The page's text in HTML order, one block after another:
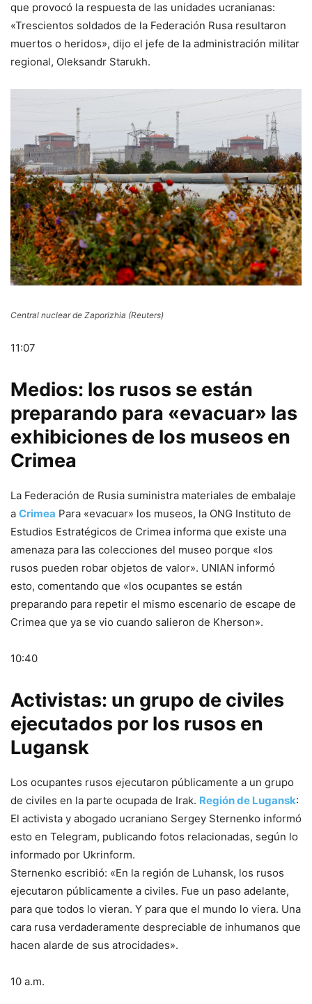
que provocó la respuesta de las unidades ucranianas:
«Trescientos soldados de la Federación Rusa resultaron
muertos o heridos», dijo el jefe de la administración militar
regional, Oleksandr Starukh.
Central nuclear de Zaporizhia (Reuters)
11:07
Medios: los rusos se están
preparando para «evacuar» las
exhibiciones de los museos en
Crimea
La Federación de Rusia suministra materiales de embalaje
a Crimea Para «evacuar» los museos, la ONG Instituto de
Estudios Estratégicos de Crimea informa que existe una
amenaza para las colecciones del museo porque «los
rusos pueden robar objetos de valor». UNIAN informó
esto, comentando que «los ocupantes se están
preparando para repetir el mismo escenario de escape de
Crimea que ya se vio cuando salieron de Kherson».
10:40
Activistas: un grupo de civiles
ejecutados por los rusos en
Lugansk
Los ocupantes rusos ejecutaron públicamente a un grupo
de civiles en la parte ocupada de Irak. Región de Lugansk:
El activista y abogado ucraniano Sergey Sternenko informó
esto en Telegram, publicando fotos relacionadas, según lo
informado por Ukrinform.
Sternenko escribió: «En la región de Luhansk, los rusos
ejecutaron públicamente a civiles. Fue un paso adelante,
para que todos lo vieran. Y para que el mundo lo viera. Una
cara rusa verdaderamente despreciable de inhumanos que
hacen alarde de sus atrocidades».
10 a.m.